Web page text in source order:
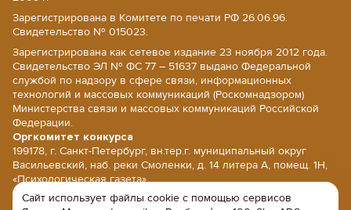
Зарегистрирована в Комитете по печати РФ 26.06.96.
Свидетельство № 015023.
Зарегистрирована как сетевое издание 23 ноября 2012 года.
Свидетельство ЭЛ № ФС 77 – 51637 выдано Федеральной
службой по надзору в сфере связи, информационных
технологий и массовых коммуникаций (Роскомнадзором)
Министерства связи и массовых коммуникаций Российской
Федерации.
Оргкомитет конкурса
199178, г. Санкт-Петербург, вн.тер.г. муниципальный округ
Васильевский, наб. реки Смоленки, д. 14 литера А, помещ. 1Н,
«Психологическая газета».
E-mail: psy@psy.su; сайт: www.psy.su
Сайт использует файлы cookie с помощью сервисов